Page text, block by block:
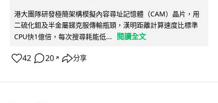
港大團隊研發極簡架構模擬內容尋址記憶體（CAM）晶片，用
二硫化鉬及半金屬銻克服傳輸瓶頸，漢明距離計算速度比標準
CPU快1億倍，每次搜尋耗能低...
閱讀全文
42 20 ↗ 分享